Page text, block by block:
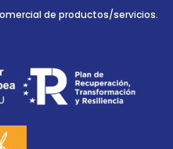
de productos/servicios.